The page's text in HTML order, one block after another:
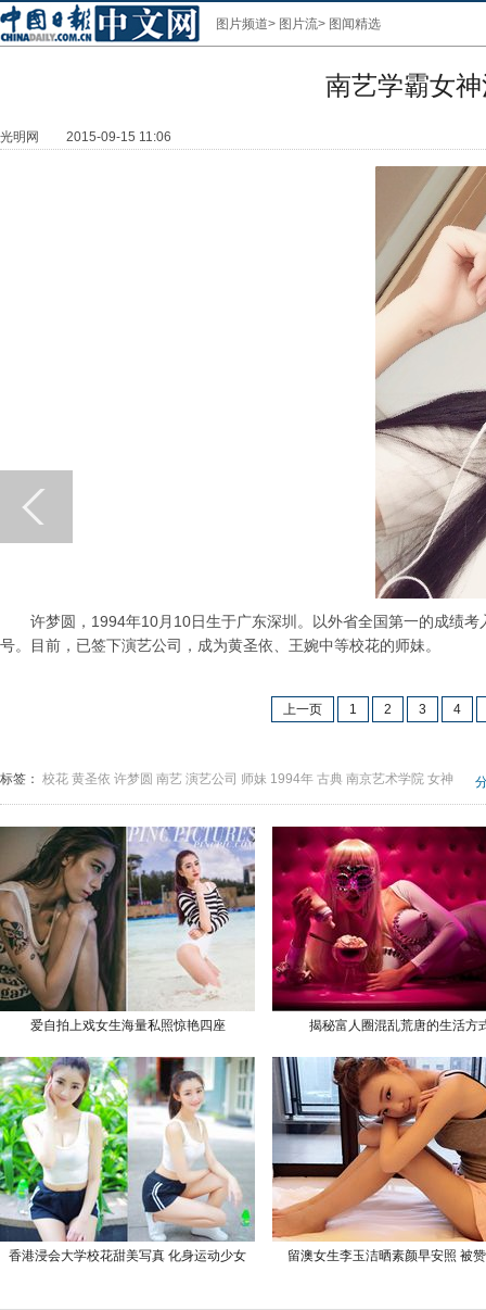
图片频道> 图片流> 图闻精选
南艺学霸女
光明网 2015-09-15 11:06
许梦圆，1994年10月10日生于广东深圳。以外省全国第一的成绩考
号。目前，已签下演艺公司，成为黄圣依、王婉中等校花的师妹。
上一页 1 2 3 4
标签： 校花 黄圣依 许梦圆 南艺 演艺公司 师妹 1994年 古典 南京艺术学院 女神
爱自拍上戏女生海量私照惊艳四座
香港浸会大学校花甜美写真 化身运动少女
揭秘富人圈混乱荒唐的生活方
留澳女生李玉洁晒素颜早安照 被